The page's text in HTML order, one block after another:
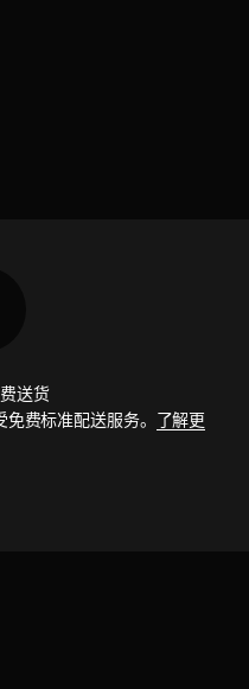
送货
费标准配送服务。 了解更